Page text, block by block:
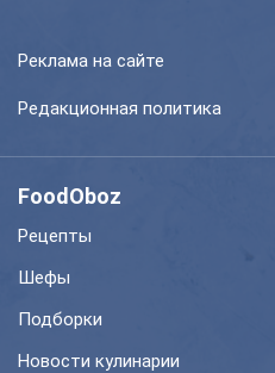
Реклама на сайте
Редакционная политика
FoodOboz
Рецепты
Шефы
Подборки
Новости кулинарии